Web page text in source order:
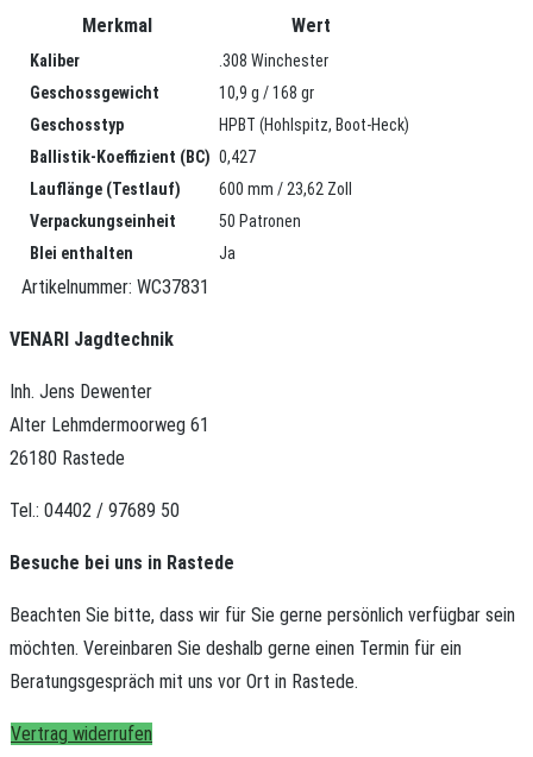
Merkmal Wert
Kaliber
.308 Winchester
Geschossgewicht
10,9 g / 168 gr
Geschosstyp
HPBT (Hohlspitz, Boot-Heck)
Ballistik-Koeffizient (BC) 0,427
Lauflänge (Testlauf)
600 mm / 23,62 Zoll
Verpackungseinheit
50 Patronen
Blei enthalten
Ja
Artikelnummer: WC37831
VENARI Jagdtechnik
Inh. Jens Dewenter
Alter Lehmdermoorweg 61
26180 Rastede
Tel.: 04402 / 97689 50
Besuche bei uns in Rastede
Beachten Sie bitte, dass wir für Sie gerne persönlich verfügbar sein
möchten. Vereinbaren Sie deshalb gerne einen Termin für ein
Beratungsgespräch mit uns vor Ort in Rastede.
Vertrag widerrufen